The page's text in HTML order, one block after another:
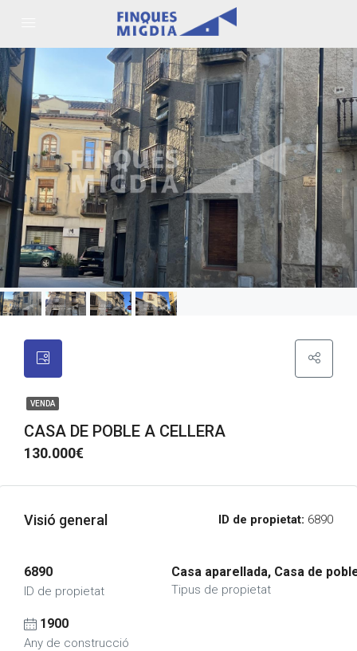
VENDA
CASA DE POBLE A CELLERA
130.000€
Visió general ID de propietat: 6890
6890
ID de propietat
Casa aparellada, Casa de
Tipus de propietat
1900
Any de construcció